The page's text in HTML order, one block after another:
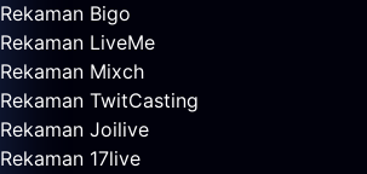
Rekaman Bigo
Rekaman LiveMe
Rekaman Mixch
Rekaman TwitCasting
Rekaman Joilive
Rekaman 17live